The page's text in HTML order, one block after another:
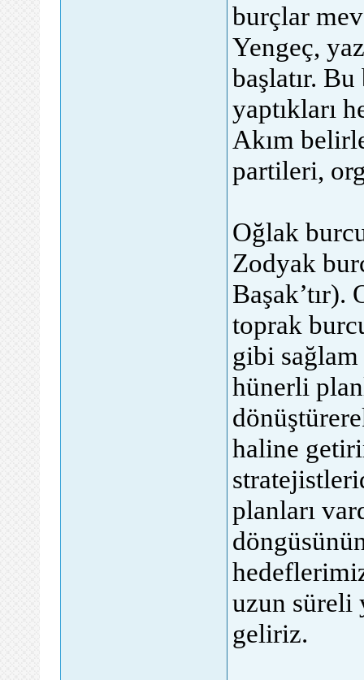
burçlar
Yengeç,
başlatır.
yaptıkları
Akım
partileri,
Oğlak
Zodyak
toprak
gibi
hünerli
haline
planları
uzun süreli
geliriz.